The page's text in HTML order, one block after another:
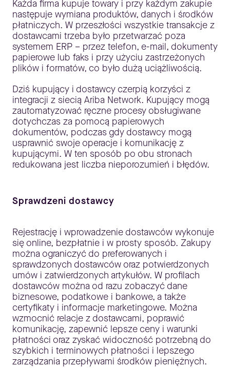
Każda firma kupuje towary i przy każdym zakupie
następuje wymiana produktów, danych i środków
płatniczych. W przeszłości wszystkie transakcje z
dostawcami trzeba było przetwarzać poza
systemem ERP – przez telefon, e-mail, dokumenty
papierowe lub faks i przy użyciu zastrzeżonych
plików i formatów, co było dużą uciążliwością.
Dziś kupujący i dostawcy czerpią korzyści z
integracji z siecią Ariba Network. Kupujący mogą
zautomatyzować ręczne procesy obsługiwane
dotychczas za pomocą papierowych
dokumentów, podczas gdy dostawcy mogą
usprawnić swoje operacje i komunikację z
kupującymi. W ten sposób po obu stronach
redukowana jest liczba nieporozumień i błędów.
Sprawdzeni dostawcy
Rejestrację i wprowadzenie dostawców wykonuje
się online, bezpłatnie i w prosty sposób. Zakupy
można ograniczyć do preferowanych i
sprawdzonych dostawców oraz potwierdzonych
umów i zatwierdzonych artykułów. W profilach
dostawców można od razu zobaczyć dane
biznesowe, podatkowe i bankowe, a także
certyfikaty i informacje marketingowe. Można
wzmocnić relacje z dostawcami, poprawić
komunikację, zapewnić lepsze ceny i warunki
płatności oraz zyskać widoczność potrzebną do
szybkich i terminowych płatności i lepszego
zarządzania przepływami środków pieniężnych.